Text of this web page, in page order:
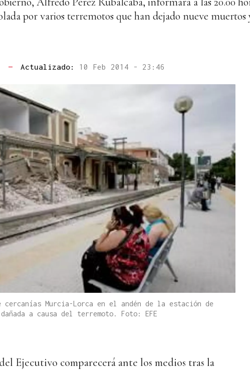
por varios terremotos que han dejado nueve muertos
— Actualizado: 10 Feb 2014 - 23:46
Murcia-Lorca en el andén de la estación de
a causa del terremoto. Foto: EFE
Ejecutivo comparecerá ante los medios tras la